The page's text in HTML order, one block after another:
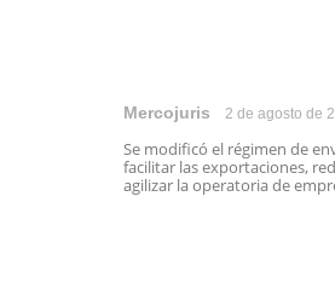
Mercojuris 2 de agosto de
Se modificó el régimen de
facilitar las exportaciones,
agilizar la operatoria de